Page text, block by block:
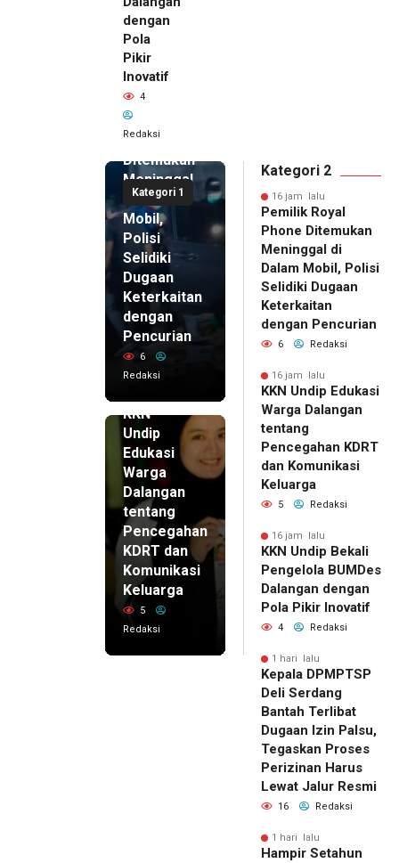
dengan
Pola
Pikir
Inovatif
4
Redaksi
Kategori 1
Pemilik
Royal
Phone
Ditemukan
Meninggal
di Dalam
Mobil,
Polisi
Selidiki
Dugaan
Keterkaitan
dengan
Pencurian
6
Redaksi
KKN
Undip
Edukasi
Warga
Dalangan
tentang
Pencegahan
KDRT dan
Komunikasi
Keluarga
5
Redaksi
Kategori 2
16 jam lalu
Pemilik Royal
Phone Ditemukan
Meninggal di
Dalam Mobil, Polisi
Selidiki Dugaan
Keterkaitan
dengan Pencurian
6 Redaksi
16 jam lalu
KKN Undip Edukasi
Warga Dalangan
tentang
Pencegahan KDRT
dan Komunikasi
Keluarga
5 Redaksi
16 jam lalu
KKN Undip Bekali
Pengelola BUMDes
Dalangan dengan
Pola Pikir Inovatif
4 Redaksi
1 hari lalu
Kepala DPMPTSP
Deli Serdang
Bantah Terlibat
Dugaan Izin Palsu,
Tegaskan Proses
Perizinan Harus
Lewat Jalur Resmi
16 Redaksi
1 hari lalu
Hampir Setahun